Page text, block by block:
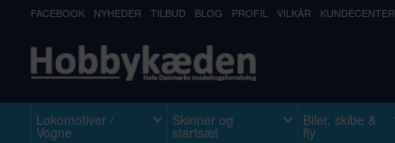
FACEBOOK NYHEDER TILBUD BLOG PROFIL VILKÅR KUNDECENTER
Lokomotiver /
Vogne
Skinner og
startsæt
Biler, skibe &
fly